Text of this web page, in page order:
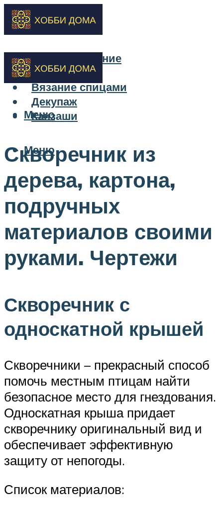
Бисероплетение
Вышивка
Вязание спицами
Декупаж
Канзаши
Меню
Меню
Скворечник из
дерева, картона,
подручных
материалов своими
руками. Чертежи
Скворечник с
односкатной крышей
Скворечники – прекрасный способ
помочь местным птицам найти
безопасное место для гнездования.
Односкатная крыша придает
скворечнику оригинальный вид и
обеспечивает эффективную
защиту от непогоды.
Список материалов: